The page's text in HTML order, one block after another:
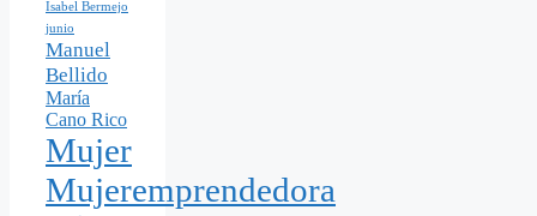
Isabel Bermejo
junio
Manuel
Bellido
María
Cano Rico
Mujer
Mujeremprendedora